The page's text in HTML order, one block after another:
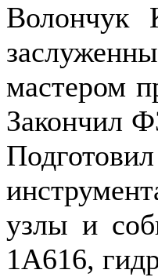
Волончук
мастером
Закончил
узлы и
1А616,